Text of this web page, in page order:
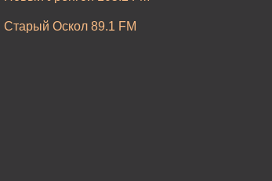
Старый Оскол 89.1 FM